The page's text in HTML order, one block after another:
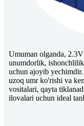
Umuman olganda,
unumdorlik,
uchun ajoyib
uzoq umr ko'rishi va
vositalari, qayta
ilovalari uchun ideal